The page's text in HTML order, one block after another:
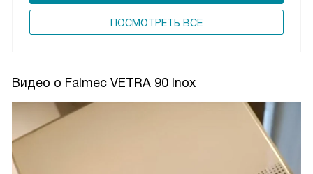
ПОCМОТРЕТЬ ВСЕ
Видео о Falmec VETRA 90 Inox